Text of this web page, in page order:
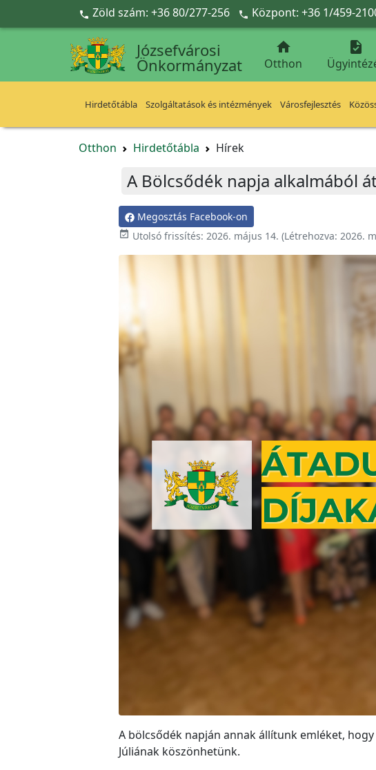
Ugrás a fő tartalomra
 Zöld szám: +36 80/277-256  Központ: +36 1/459-
Józsefvárosi
Önkormányzat

Otthon

Hirdetőtábla Szolgáltatások és intézmények Városfejlesztés
Otthon Hirdetőtábla Hírek
A Bölcsődék napja alkalmából
Megosztás Facebook-on
 Utolsó frissítés: 2026. május 14. (Létrehozva: 2026.
A bölcsődék napján annak állítunk emléket,
Júliának köszönhetünk.